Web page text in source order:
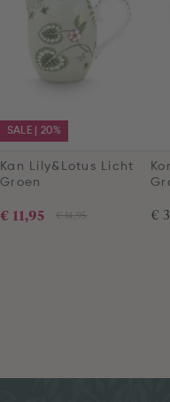
SALE | 20%
Kan Lily&Lotus Licht
Groen
€ 14,95
€ 11,95 €